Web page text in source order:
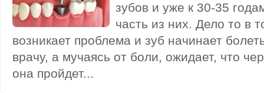
зубов и уже к 30-35
часть из них. Дело то в
возникает проблема и зуб начинает
врачу, а мучаясь от боли, ожидает, что
она пройдет...